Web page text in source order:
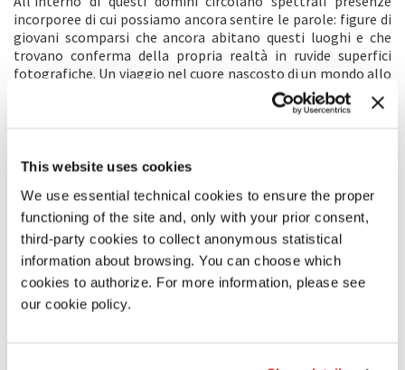
This website uses cookies
We use essential technical cookies to ensure the proper
functioning of the site and, only with your prior consent,
third-party cookies to collect anonymous statistical
information about browsing. You can choose which
cookies to authorize. For more information, please see
our cookie policy.
incorporee di cui possiamo ancora sentire le parole: figure di
giovani scomparsi che ancora abitano questi luoghi e che
trovano conferma della propria realtà in ruvide superfici
fotografiche. Un viaggio nel cuore nascosto di un mondo allo
stesso tempo scomparso e tangibilmente presente.
C’è una frase inMadame Bovary
esce dal castello piena di oscura disperazione: “Il terreno
sotto i piedi era più molle di un’onda, e i solchi le parevano
immensi flutti bruni che si frangessero”. Quando l’ho letto da
ragazzo, sono rimasto colpito dall’ebbrezza che deve aver
provato Flaubert quando ha capito di essere riuscito a elevare
la prosa alle vette della grande poesia. Poi nella mia mente
ha cominciato a insinuarsi una domanda: quand’è che il
risposte vaghe. C’erano alcuni sogni dei tempi della scuola